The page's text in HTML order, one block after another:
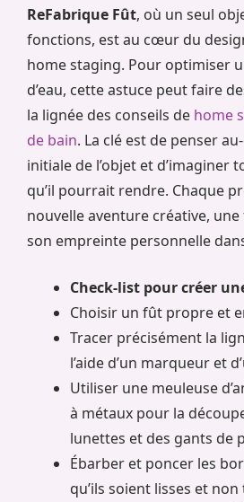
ReFabrique Fût, où un seul
fonctions, est au cœur du
home staging. Pour optimiser
d’eau, cette astuce peut faire
la lignée des conseils de home
de bain. La clé est de penser
initiale de l’objet et d’imaginer
qu’il pourrait rendre. Chaque
nouvelle aventure créative,
son empreinte personnelle
Check-list pour créer
Choisir un fût propre et
Tracer précisément la
l’aide d’un marqueur et
Utiliser une meuleuse
à métaux pour la
lunettes et des gants de
Ébarber et poncer les
qu’ils soient lisses et